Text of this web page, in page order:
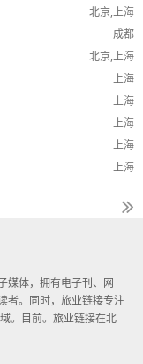
北京,上海
成都
北京,上海
上海
上海
上海
上海
上海
媒体，拥有电子刊、网
者。同时，旅业链接专注
。目前。旅业链接在北